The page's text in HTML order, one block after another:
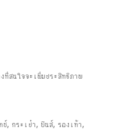
ที่สนใจจะเพิ่มประสิทธิภาพ
, กระเป๋า, ยีนส์, รองเท้า,